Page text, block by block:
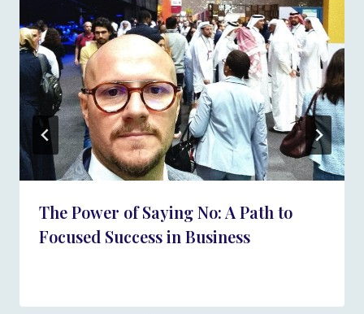
The Power of Saying No: A Path to
Focused Success in Business